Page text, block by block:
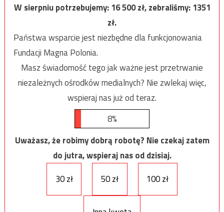
W sierpniu potrzebujemy:16 500zł, zebraliśmy:1351
zł.
Państwa wsparcie jest niezbędne dla funkcjonowania
Fundacji Magna Polonia.
Masz świadomość tego jak ważne jest przetrwanie
niezależnych ośrodków medialnych? Nie zwlekaj więc,
wspieraj nas już od teraz.
8%
Uważasz, że robimy dobrą robotę? Nie czekaj zatem
do jutra, wspieraj nas od dzisiaj.
30 zł
50 zł 100 zł